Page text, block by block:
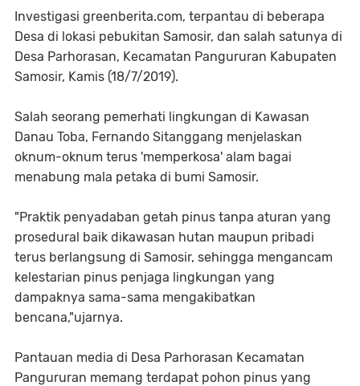
Investigasi greenberita.com, terpantau di beberapa
Desa di lokasi pebukitan Samosir, dan salah satunya di
Desa Parhorasan, Kecamatan Pangururan Kabupaten
Samosir, Kamis (18/7/2019).
Salah seorang pemerhati lingkungan di Kawasan
Danau Toba, Fernando Sitanggang menjelaskan
oknum-oknum terus 'memperkosa' alam bagai
menabung mala petaka di bumi Samosir.
"Praktik penyadaban getah pinus tanpa aturan yang
prosedural baik dikawasan hutan maupun pribadi
terus berlangsung di Samosir, sehingga mengancam
kelestarian pinus penjaga lingkungan yang
dampaknya sama-sama mengakibatkan
bencana,"ujarnya.
Pantauan media di Desa Parhorasan Kecamatan
Pangururan memang terdapat pohon pinus yang